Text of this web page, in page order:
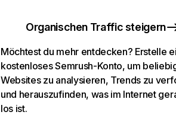
Organischen Traffic steigern
Möchtest du mehr entdecken? Erstelle
kostenloses Semrush-Konto, um
Websites zu analysieren, Trends zu
und herauszufinden, was im Internet
los ist.